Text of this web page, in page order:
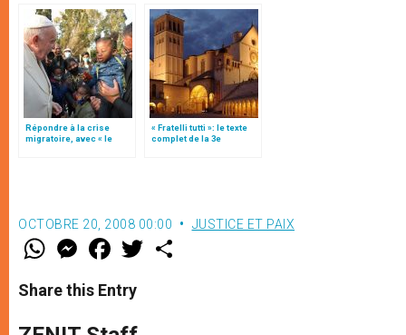
Répondre à la crise
migratoire, avec « le
« Fratelli tutti »: le texte
complet de la 3e
OCTOBRE 20, 2008 00:00 JUSTICE ET PAIX
W
t
s
p
M
e
s
e
g
F
a
e
b
o
w
Share this Entry